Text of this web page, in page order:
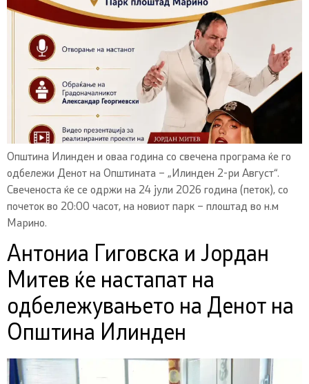
Општина Илинден и оваа година со свечена програма ќе го
одбележи Денот на Општината – „Илинден 2-ри Август“.
Свеченоста ќе се одржи на 24 јули 2026 година (петок), со
почеток во 20:00 часот, на новиот парк – плоштад во н.м
Марино.
Антониа Гиговска и Јордан
Митев ќе настапат на
одбележувањето на Денот на
Општина Илинден